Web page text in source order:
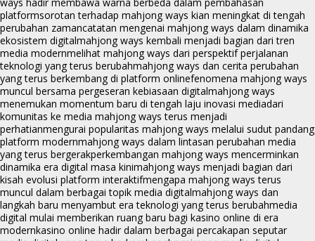
platformsorotan terhadap mahjong ways kian meningkat di tengah
perubahan zamancatatan mengenai mahjong ways dalam dinamika
ekosistem digitalmahjong ways kembali menjadi bagian dari tren
media modernmelihat mahjong ways dari perspektif perjalanan
teknologi yang terus berubahmahjong ways dan cerita perubahan
yang terus berkembang di platform onlinefenomena mahjong ways
muncul bersama pergeseran kebiasaan digitalmahjong ways
menemukan momentum baru di tengah laju inovasi mediadari
komunitas ke media mahjong ways terus menjadi
perhatianmengurai popularitas mahjong ways melalui sudut pandang
platform modernmahjong ways dalam lintasan perubahan media
yang terus bergerakperkembangan mahjong ways mencerminkan
dinamika era digital masa kinimahjong ways menjadi bagian dari
kisah evolusi platform interaktifmengapa mahjong ways terus
muncul dalam berbagai topik media digitalmahjong ways dan
langkah baru menyambut era teknologi yang terus berubahmedia
digital mulai memberikan ruang baru bagi kasino online di era
modernkasino online hadir dalam berbagai percakapan seputar